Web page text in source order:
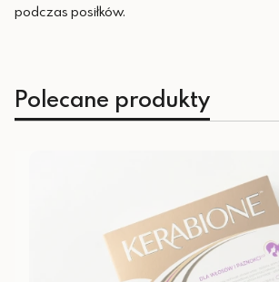
podczas posiłków.
Polecane produkty